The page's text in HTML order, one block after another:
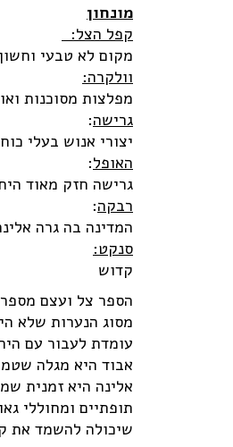
מונחון
קפל הצל:
מקום לא טבעי
וולקרה:
מפלצות מסוכנות
גרישה:
יצורי אנוש בעלי
האופל:
גרישה חזק מאוד
רבקה:
המדינה בה גרה
סנקט:
קדוש
הספר צל ועצם
מסוג הנערות שלא
עומדת לעבור עם
אבוד היא מגלה
אלינה היא זמנית
תופתיים ומחוללי
שיכולה להשמד את